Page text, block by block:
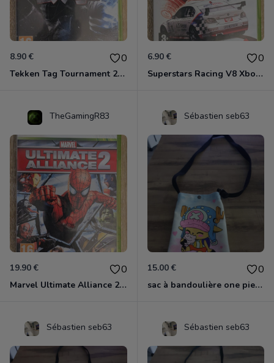
8.90 € 0
Tekken Tag Tournament 2 Xbox 360
6.90 € 0
Superstars Racing V8 Xbox 360
TheGamingR83
19.90 € 0
Marvel Ultimate Alliance 2 Xbox 360
Sébastien seb63
15.00 € 0
sac à bandoulière one piece chopper
Sébastien seb63 Sébastien seb63